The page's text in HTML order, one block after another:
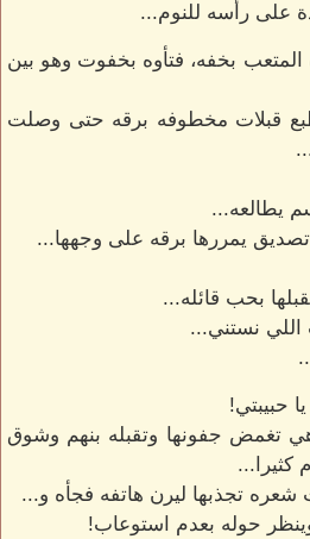
على رأسه للنوم...
بخفه، فتأوه بخفوت وهو بين
قبلات مخطوفه برقه حتى وصلت
يطالعه...
يمررها برقه على وجهها...
بحب قائله...
نستني...
حبيبتي!
تغمض جفونها وتقبله بنهم وشوق
كثيرا...
تجذبها ليرن هاتفه فجأه و...
حوله بعدم استوعاب!